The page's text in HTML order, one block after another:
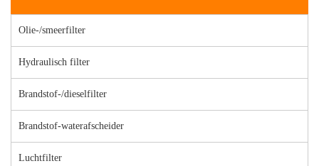
Olie-/smeerfilter
Hydraulisch filter
Brandstof-/dieselfilter
Brandstof-waterafscheider
Luchtfilter